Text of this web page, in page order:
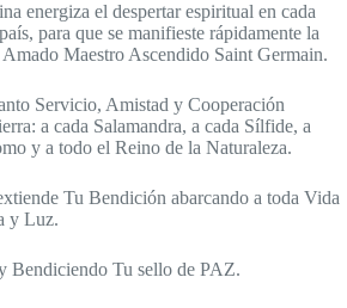
energiza el despertar espiritual en cada
para que se manifieste rápidamente la
Maestro Ascendido Saint Germain.
Servicio, Amistad y Cooperación
a cada Salamandra, a cada Sílfide, a
y a todo el Reino de la Naturaleza.
Tu Bendición abarcando a toda Vida
y Luz.
Bendiciendo Tu sello de PAZ.